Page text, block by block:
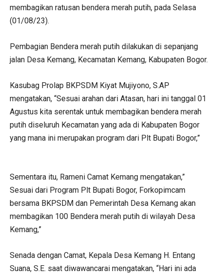
membagikan ratusan bendera merah putih, pada Selasa
(01/08/23).
Pembagian Bendera merah putih dilakukan di sepanjang
jalan Desa Kemang, Kecamatan Kemang, Kabupaten Bogor.
Kasubag Prolap BKPSDM Kiyat Mujiyono, S.AP
mengatakan, “Sesuai arahan dari Atasan, hari ini tanggal 01
Agustus kita serentak untuk membagikan bendera merah
putih diseluruh Kecamatan yang ada di Kabupaten Bogor
yang mana ini merupakan program dari Plt Bupati Bogor,”
Sementara itu, Rameni Camat Kemang mengatakan,”
Sesuai dari Program Plt Bupati Bogor, Forkopimcam
bersama BKPSDM dan Pemerintah Desa Kemang akan
membagikan 100 Bendera merah putih di wilayah Desa
Kemang,”
Senada dengan Camat, Kepala Desa Kemang H. Entang
Suana, S.E. saat diwawancarai mengatakan, “Hari ini ada